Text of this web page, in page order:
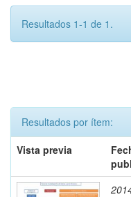
Resultados 1-1 de 1.
Resultados por ítem:
Vista previa